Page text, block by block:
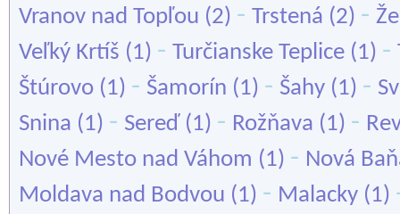
Vranov nad Topľou (2) - Trstená (2) -
Veľký Krtíš (1) - Turčianske Teplice (1) -
Štúrovo (1) - Šamorín (1) - Šahy (1) -
Snina (1) - Sereď (1) - Rožňava (1) -
Nové Mesto nad Váhom (1) - Nová
Moldava nad Bodvou (1) - Malacky (1)